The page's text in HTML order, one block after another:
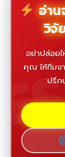
อ่าน
วิจั
อย่าปล่อย
คุณ ให้ทีมง
ปรึก